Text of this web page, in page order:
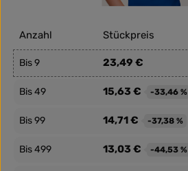
Anzahl Stückpreis
Bis9 23,49 €
Bis49 15,63 € -33,46 %
Bis99 14,71 € -37,38 %
Bis499 13,03 € -44,53 %